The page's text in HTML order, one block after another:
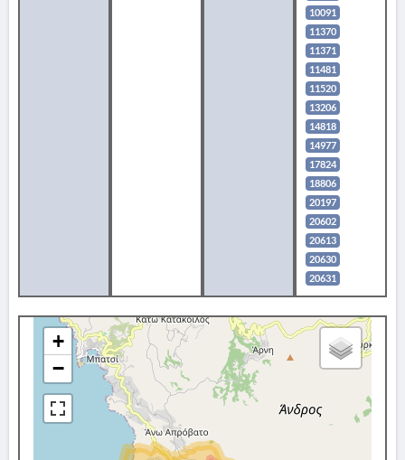
10091
11370
11371
11481
11520
13206
14818
14977
17824
18806
20197
20602
20613
20630
20631
+
−